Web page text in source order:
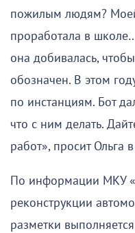
пожилым людям?
проработала в
она добивалась,
обозначен. В этом
по инстанциям. Бот
что с ним делать.
работ», просит Ольга
По информации МКУ
реконструкции
разметки